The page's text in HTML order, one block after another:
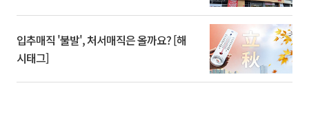
입추매직 '불발', 처서매직은 올까요? [해
시태그]